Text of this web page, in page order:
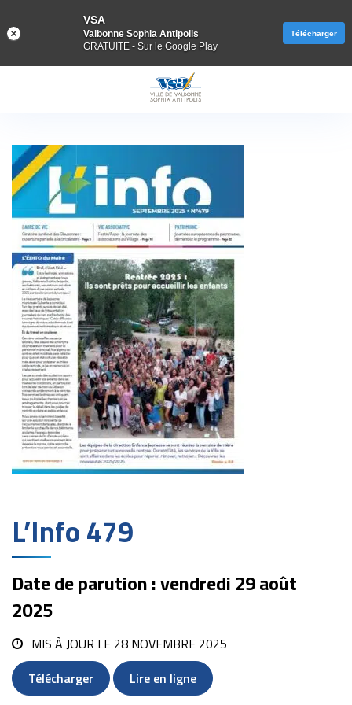
L’Info 479
Date de parution : vendredi 29 août
2025
MIS À JOUR LE 28 NOVEMBRE 2025
Télécharger
Lire en ligne
VSA
Valbonne Sophia Antipolis
GRATUITE - Sur le Google Play
Télécharger